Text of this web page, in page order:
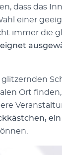
dass das
einer
immer die
Ort